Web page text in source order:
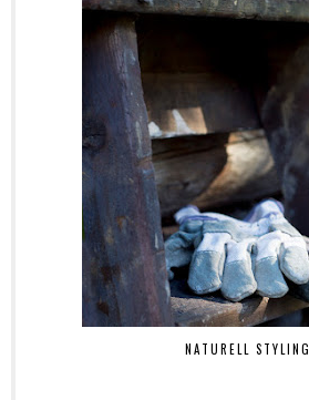
NATURELL STYLING